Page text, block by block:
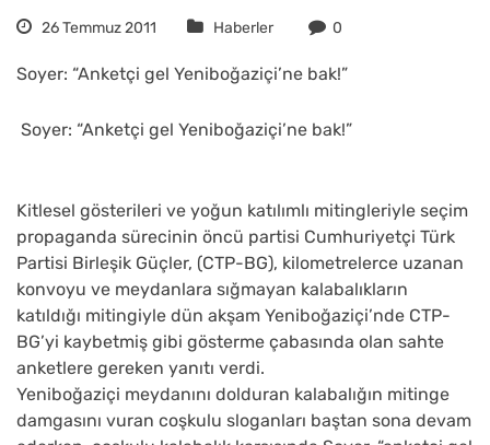
26 Temmuz 2011 Haberler 0
Soyer: “Anketçi gel Yeniboğaziçi’ne bak!”
Soyer: “Anketçi gel Yeniboğaziçi’ne bak!”
Kitlesel gösterileri ve yoğun katılımlı mitingleriyle seçim
propaganda sürecinin öncü partisi Cumhuriyetçi Türk
Partisi Birleşik Güçler, (CTP-BG), kilometrelerce uzanan
konvoyu ve meydanlara sığmayan kalabalıkların
katıldığı mitingiyle dün akşam Yeniboğaziçi’nde CTP-
BG’yi kaybetmiş gibi gösterme çabasında olan sahte
anketlere gereken yanıtı verdi.
Yeniboğaziçi meydanını dolduran kalabalığın mitinge
damgasını vuran coşkulu sloganları baştan sona devam